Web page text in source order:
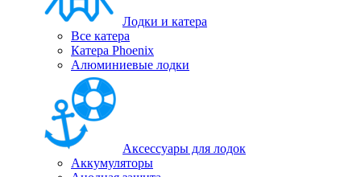
Лодки и катера
Все катера
Катера Phoenix
Алюминиевые лодки
Аксессуары для лодок
Аккумуляторы